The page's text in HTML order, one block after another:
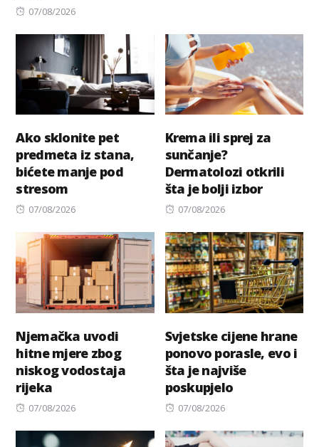
Posted
07/08/2026
Ako sklonite pet
predmeta iz stana,
bićete manje pod
stresom
Posted
07/08/2026
Krema ili sprej za
sunčanje?
Dermatolozi otkrili
šta je bolji izbor
Posted
07/08/2026
Njemačka uvodi
hitne mjere zbog
niskog vodostaja
rijeka
Posted
07/08/2026
Svjetske cijene hrane
ponovo porasle, evo i
šta je najviše
poskupjelo
Posted
07/08/2026